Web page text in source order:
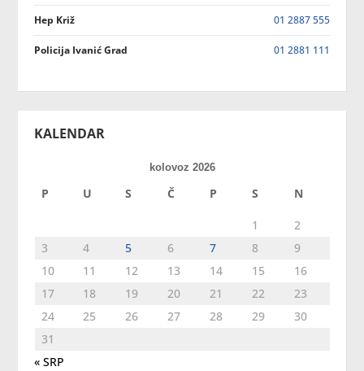
Hep Križ 01 2887 555
Policija Ivanić Grad 01 2881 111
KALENDAR
kolovoz 2026
P U S Č P S N
1
2
3
4 5 6 7 8
9
10
11 12 13 14 15
16
17
18 19 20 21 22
23
24
25 26 27 28 29
30
31
« SRP